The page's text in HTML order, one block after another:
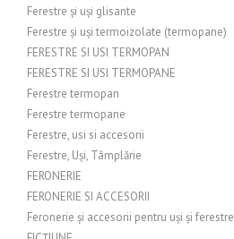
Ferestre și uși glisante
Ferestre și uși termoizolate (termopane)
FERESTRE SI USI TERMOPAN
FERESTRE SI USI TERMOPANE
Ferestre termopan
Ferestre termopane
Ferestre, usi si accesorii
Ferestre, Uși, Tâmplărie
FERONERIE
FERONERIE SI ACCESORII
Feronerie și accesorii pentru uși și ferestre